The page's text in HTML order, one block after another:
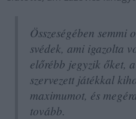
Összeségében
svédek, ami igazolta
előrébb jegyzik őket,
szervezett játékkal
maximumot, és
tovább.